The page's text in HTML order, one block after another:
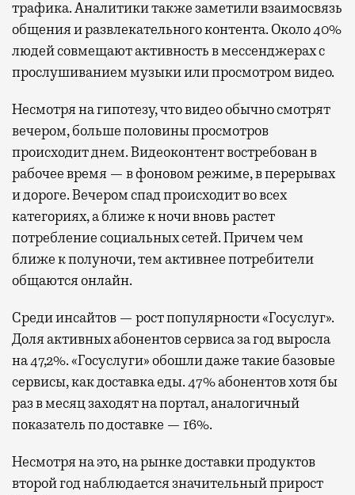
трафика. Аналитики также заметили взаимосвязь
общения и развлекательного контента. Около 40%
людей совмещают активность в мессенджерах с
прослушиванием музыки или просмотром видео.
Несмотря на гипотезу, что видео обычно смотрят
вечером, больше половины просмотров
происходит днем. Видеоконтент востребован в
рабочее время — в фоновом режиме, в перерывах
и дороге. Вечером спад происходит во всех
категориях, а ближе к ночи вновь растет
потребление социальных сетей. Причем чем
ближе к полуночи, тем активнее потребители
общаются онлайн.
Среди инсайтов — рост популярности «Госуслуг».
Доля активных абонентов сервиса за год выросла
на 47,2%. «Госуслуги» обошли даже такие базовые
сервисы, как доставка еды. 47% абонентов хотя бы
раз в месяц заходят на портал, аналогичный
показатель по доставке — 16%.
Несмотря на это, на рынке доставки продуктов
второй год наблюдается значительный прирост